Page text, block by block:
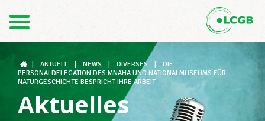
FR
Der LCGB
AKTUELL NEWS DIVERSES
DIE
PERSONALDELEGATION DES MNAHA UND NATIONALMUSEUMS FÜR
NATURGESCHICHTE BESPRICHT IHRE ARBEIT
Aktuelles